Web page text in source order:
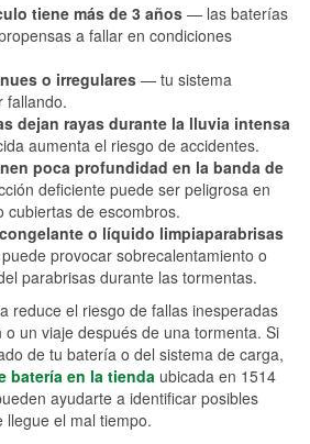
tiene más de 3 años — las baterías
a fallar en condiciones
o irregulares — tu sistema
fallando.
dejan rayas durante la lluvia intensa
aumenta el riesgo de accidentes.
poca profundidad en la banda de
deficiente puede ser peligrosa en
cubiertas de escombros.
o líquido limpiaparabrisas
provocar sobrecalentamiento o
parabrisas durante las tormentas.
reduce el riesgo de fallas inesperadas
un viaje después de una tormenta. Si
de tu batería o del sistema de carga,
batería en la tienda ubicada en 1514
ayudarte a identificar posibles
el mal tiempo.